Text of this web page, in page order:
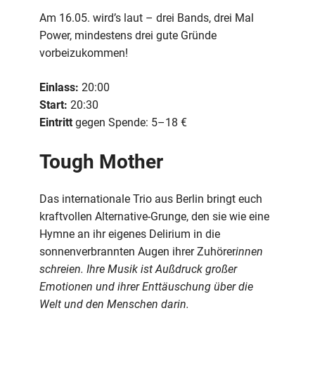
Am 16.05. wird’s laut – drei Bands, drei Mal
Power, mindestens drei gute Gründe
vorbeizukommen!
Einlass: 20:00
Start: 20:30
Eintritt gegen Spende: 5–18 €
Tough Mother
Das internationale Trio aus Berlin bringt euch
kraftvollen Alternative-Grunge, den sie wie eine
Hymne an ihr eigenes Delirium in die
sonnenverbrannten Augen ihrer Zuhörerinnen
schreien. Ihre Musik ist Außdruck großer
Emotionen und ihrer Enttäuschung über die
Welt und den Menschen darin.